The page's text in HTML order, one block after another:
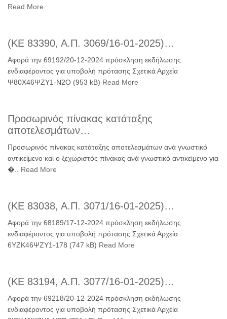
Read More
(ΚΕ 83390, Α.Π. 3069/16-01-2025)…
Αφορά την 69192/20-12-2024 πρόσκληση εκδήλωσης
ενδιαφέροντος για υποβολή πρότασης Σχετικά Αρχεία
Ψ80Χ46ΨΖΥ1-Ν2Ο (953 kB) Read More
Προσωρινός πίνακας κατάταξης
αποτελεσμάτων…
Προσωρινός πίνακας κατάταξης αποτελεσμάτων ανά γνωστικό
αντικείμενο και ο ξεχωριστός πίνακας ανά γνωστικό αντικείμενο για
�..
Read More
(ΚΕ 83038, Α.Π. 3071/16-01-2025)…
Αφορά την 68189/17-12-2024 πρόσκληση εκδήλωσης
ενδιαφέροντος για υποβολή πρότασης Σχετικά Αρχεία
6ΥΖΚ46ΨΖΥ1-178 (747 kB) Read More
(ΚΕ 83194, Α.Π. 3077/16-01-2025)…
Αφορά την 69218/20-12-2024 πρόσκληση εκδήλωσης
ενδιαφέροντος για υποβολή πρότασης Σχετικά Αρχεία